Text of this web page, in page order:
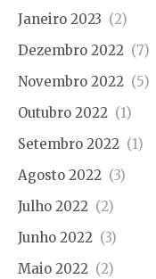
Janeiro 2023 (2)
Dezembro 2022 (7)
Novembro 2022 (5)
Outubro 2022 (1)
Setembro 2022 (1)
Agosto 2022 (3)
Julho 2022 (2)
Junho 2022 (3)
Maio 2022 (2)